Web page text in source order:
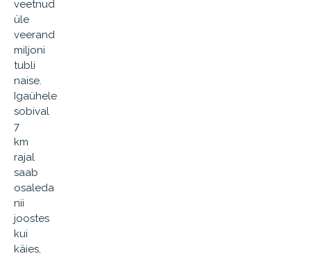
veetnud
üle
veerand
miljoni
tubli
naise.
Igaühele
sobival
7
km
rajal
saab
osaleda
nii
joostes
kui
käies,